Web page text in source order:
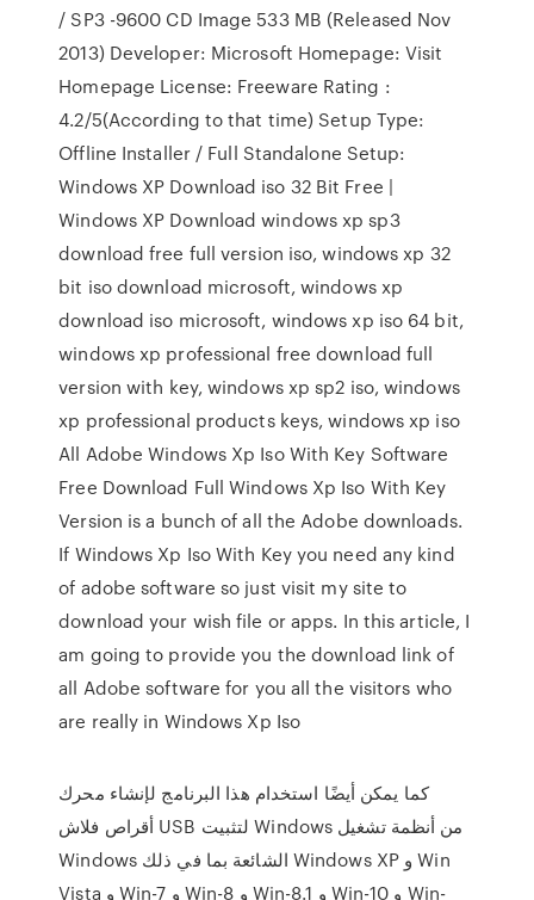
/ SP3 -9600 CD Image 533 MB (Released Nov
2013) Developer: Microsoft Homepage: Visit
Homepage License: Freeware Rating :
4.2/5(According to that time) Setup Type:
Offline Installer / Full Standalone Setup:
Windows XP Download iso 32 Bit Free |
Windows XP Download windows xp sp3
download free full version iso, windows xp 32
bit iso download microsoft, windows xp
download iso microsoft, windows xp iso 64 bit,
windows xp professional free download full
version with key, windows xp sp2 iso, windows
xp professional products keys, windows xp iso
All Adobe Windows Xp Iso With Key Software
Free Download Full Windows Xp Iso With Key
Version is a bunch of all the Adobe downloads.
If Windows Xp Iso With Key you need any kind
of adobe software so just visit my site to
download your wish file or apps. In this article, I
am going to provide you the download link of
all Adobe software for you all the visitors who
are really in Windows Xp Iso
كما يمكن أيضًا استخدام هذا البرنامج لإنشاء محرك
أقراص فلاش USB لتثبيت Windows من أنظمة تشغيل
Windows الشائعة بما في ذلك Windows XP و Win
Vista و Win-7 و Win-8 و Win-8.1 و Win-10 و Win-